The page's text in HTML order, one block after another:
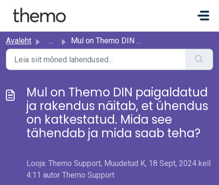
Avaleht ... Mul on Themo DIN paigaldatud ja rakendus näitab, et ühend...
Mul on Themo DIN paigaldatud
ja rakendus näitab, et ühendus
on katkestatud. Mida see
tähendab ja mida saab teha?
Looja: Themo Support, Muudetud K, 18 Sept, 2024 kell
4:11 autor Themo Support